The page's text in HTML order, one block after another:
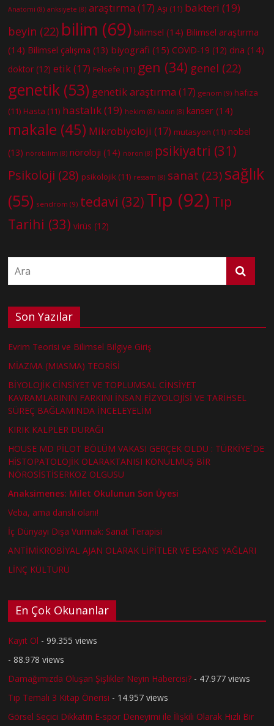
Anatomi (8) anksiyete (8) araştırma (17) Aşı (11) bakteri (19)
beyin (22) bilim (69) bilimsel (14) Bilimsel araştırma
(14) Bilimsel çalışma (13) biyografi (15) COVID-19 (12) dna (14)
doktor (12) etik(17) Felsefe (11) gen (34) genel (22)
genetik (53) genetik araştırma (17) genom (9) hafıza
(11) Hasta (11) hastalık(19) hekim (8) kadın (8) kanser (14)
makale (45) Mikrobiyoloji (17) mutasyon (11) nobel
(13) nörobilim (8) nöroloji (14) nöron (8) psikiyatri (31)
Psikoloji (28) psikolojik (11) ressam (8) sanat (23) sağlık
(55) sendrom (9) tedavi (32) Tıp (92) Tıp
Tarihi (33) virüs (12)
Son Yazılar
Evrim Teorisi ve Bilimsel Bilgiye Giriş
MİAZMA (MIASMA) TEORİSİ
BİYOLOJİK CİNSİYET VE TOPLUMSAL CİNSİYET
KAVRAMLARININ FARKINI İNSAN FİZYOLOJİSİ VE TARİHSEL
SÜREÇ BAĞLAMINDA İNCELEYELİM
KIRIK KALPLER DURAĞI
HOUSE MD PİLOT BÖLÜM VAKASI GERÇEK OLDU : TÜRKİYE´DE
HİSTOPATOLOJİK OLARAKTANISI KONULMUŞ BİR
NÖROSİSTİSERKOZ OLGUSU
Anaksimenes: Milet Okulunun Son Üyesi
Veba, ama danslı olanı!
İç Dünyayı Dışa Vurmak: Sanat Terapisi
ANTİMİKROBİYAL AJAN OLARAK LİPİTLER VE ESANS YAĞLARI
LİNÇ KÜLTÜRÜ
En Çok Okunanlar
Kayıt Ol - 99.355 views
- 88.978 views
Damağımızda Oluşan Şişlikler Neyin Habercisi? - 47.977 views
Tıp Temalı 3 Kitap Önerisi - 14.957 views
Görsel Seçici Dikkatin E-spor Deneyimi ile İlişkili Olarak Hızlı Bir